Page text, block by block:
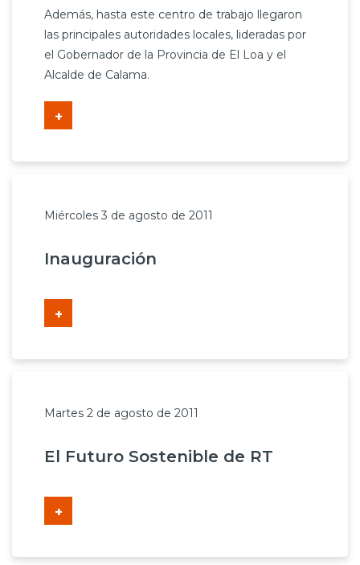
Además, hasta este centro de trabajo llegaron
las principales autoridades locales, lideradas por
el Gobernador de la Provincia de El Loa y el
Alcalde de Calama.
+
Miércoles 3 de agosto de 2011
Inauguración
+
Martes 2 de agosto de 2011
El Futuro Sostenible de RT
+